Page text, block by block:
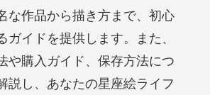
な作品から描き方まで、初心
ガイドを提供します。また、
や購入ガイド、保存方法につ
説し、あなたの星座絵ライフ